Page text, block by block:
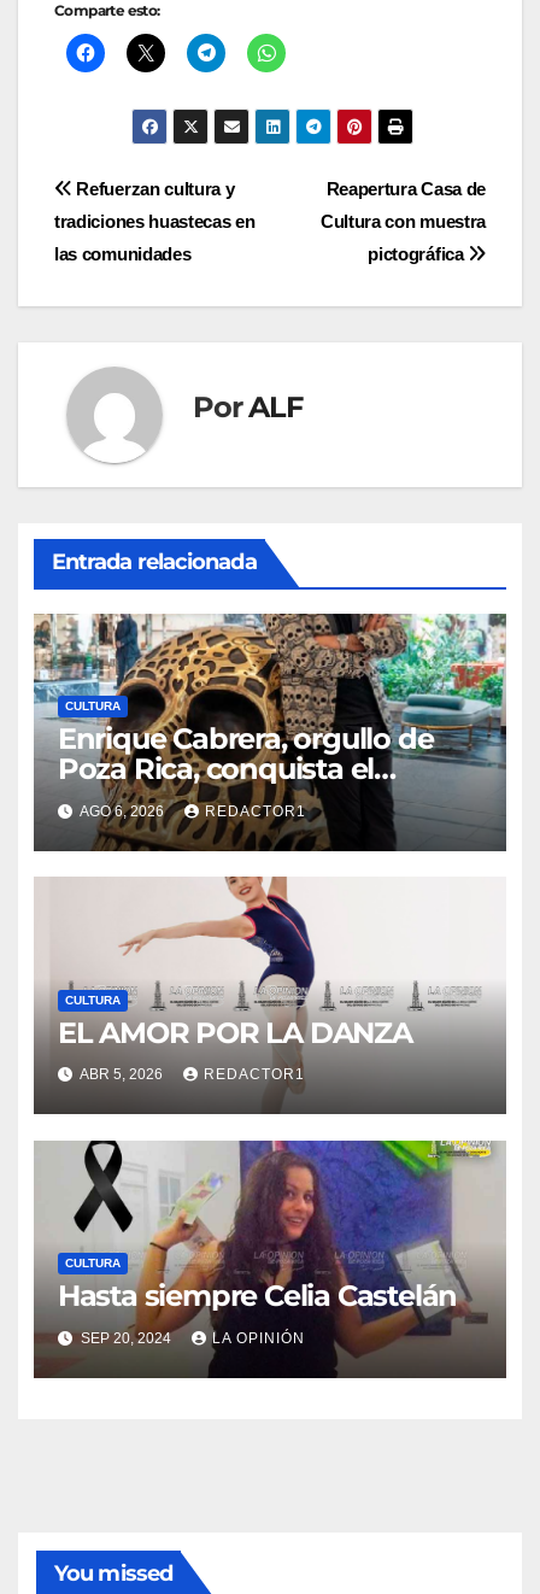
Comparte esto:
Navegación
de
entradas
Reapertura Casa de
Cultura con muestra
pictográfica
Refuerzan cultura y
tradiciones huastecas en
las comunidades
PorALF
Entrada relacionada
CULTURA
Enrique Cabrera, orgullo de
Poza Rica, conquista el
mundo con su arte
AGO 6, 2026 REDACTOR1
CULTURA
EL AMOR POR LA DANZA
ABR 5, 2026 REDACTOR1
CULTURA
Hasta siempre Celia Castelán
SEP 20, 2024 LA OPINIÓN
You missed